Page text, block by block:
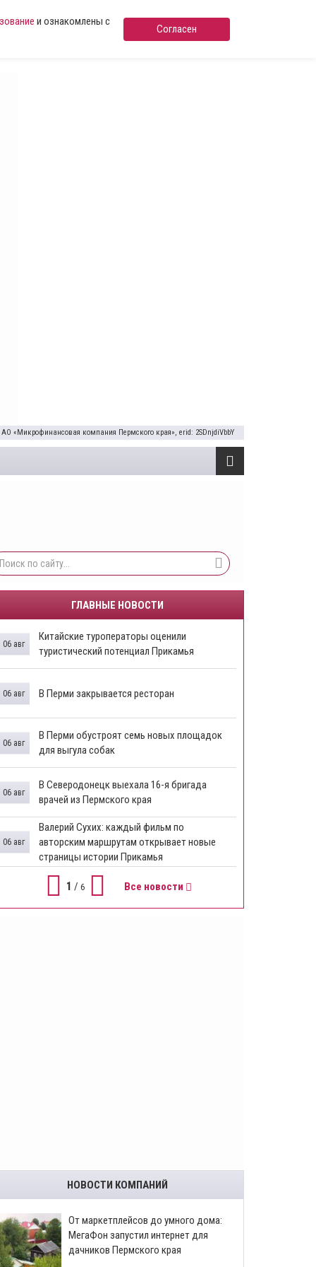
и ознакомлены с
Согласен
«Микрофинансовая компания Пермского края», erid: 2SDnjdiVbbY
ГЛАВНЫЕ НОВОСТИ
Китайские туроператоры оценили
туристический потенциал Прикамья
06 авг
В Перми закрывается ресторан
06 авг
​В Перми обустроят семь новых площадок
для выгула собак
06 авг
В Северодонецк выехала 16-я бригада
врачей из Пермского края
06 авг
​Валерий Сухих: каждый фильм по
авторским маршрутам открывает новые
страницы истории Прикамья
06 авг
1 / 6 Все новости
НОВОСТИ КОМПАНИЙ
От маркетплейсов до умного дома:
МегаФон запустил интернет для
дачников Пермского края